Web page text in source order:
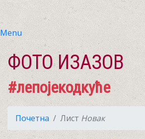
Menu
ФОТО ИЗАЗОВ
#лепојекодкуће
Почетна Лист Новак